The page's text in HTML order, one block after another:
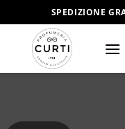
ai
contenuti
SPEDIZIONE